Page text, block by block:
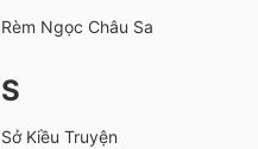
Rèm Ngọc Châu Sa
S
Sở Kiều Truyện